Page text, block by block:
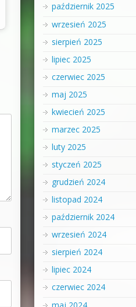
październik 2025
wrzesień 2025
sierpień 2025
lipiec 2025
czerwiec 2025
maj 2025
kwiecień 2025
marzec 2025
luty 2025
styczeń 2025
grudzień 2024
listopad 2024
październik 2024
wrzesień 2024
sierpień 2024
lipiec 2024
czerwiec 2024
maj 2024